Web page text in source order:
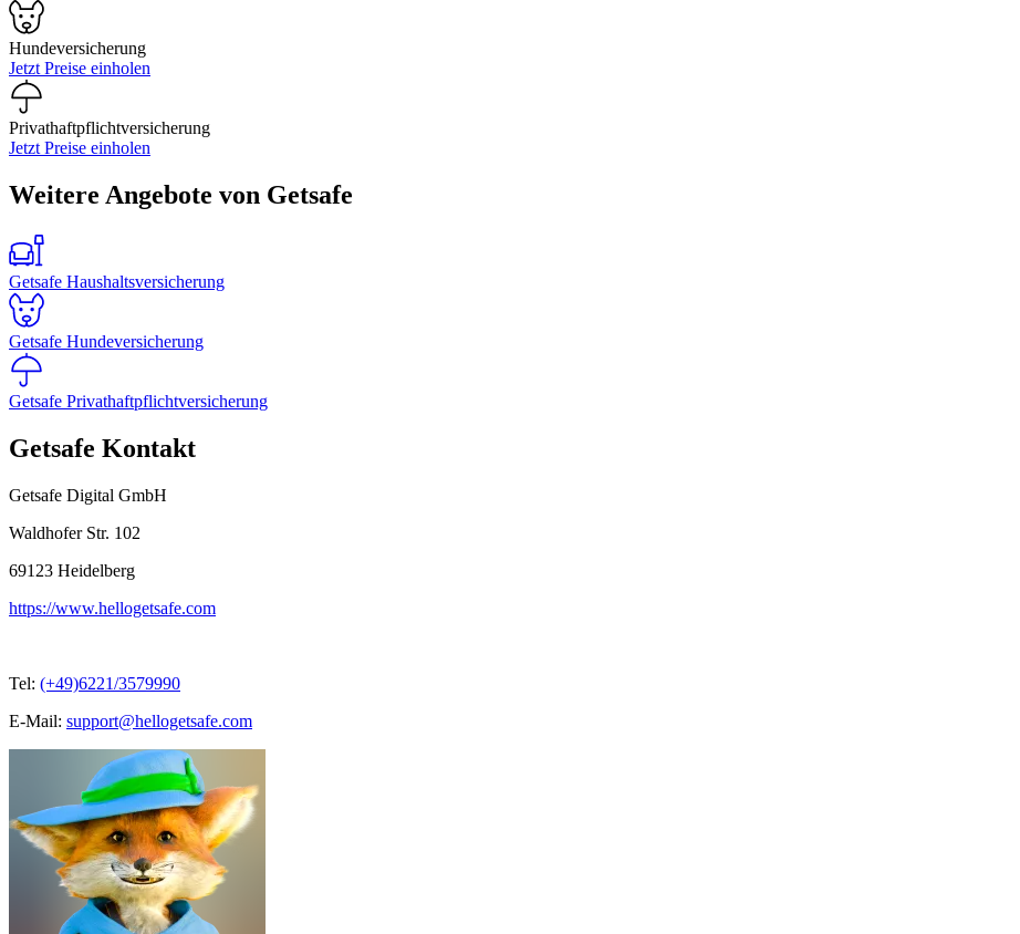
Hundeversicherung
Jetzt Preise einholen
Privathaftpflichtversicherung
Jetzt Preise einholen
Weitere Angebote von Getsafe
Getsafe Haushaltsversicherung
Getsafe Hundeversicherung
Getsafe Privathaftpflichtversicherung
Getsafe Kontakt
Getsafe Digital GmbH
Waldhofer Str. 102
69123 Heidelberg
https://www.hellogetsafe.com
Tel: (+49)6221/3579990
E-Mail: support@hellogetsafe.com